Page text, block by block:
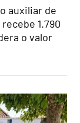
auxiliar de
1.790
o valor